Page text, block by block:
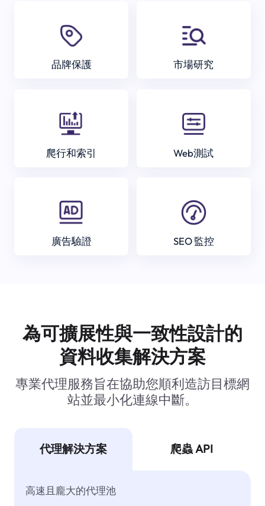
品牌保護 市場研究
爬行和索引 Web測試
廣告驗證 SEO 監控
為可擴展性與一致性設計的
資料收集解決方案
專業代理服務旨在協助您順利造訪目標網
站並最小化連線中斷。
代理解決方案 爬蟲 API
高速且龐大的代理池